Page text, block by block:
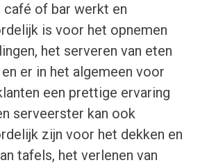
café of bar werkt en
is voor het opnemen
het serveren van eten
er in het algemeen voor
een prettige ervaring
serveerster kan ook
zijn voor het dekken en
tafels, het verlenen van